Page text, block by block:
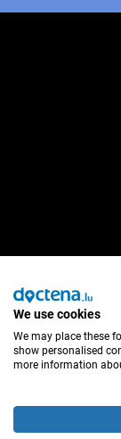
We use cookies
We may place these
show personalised
more information